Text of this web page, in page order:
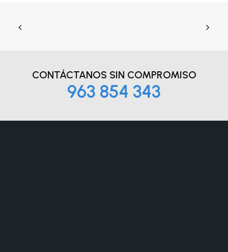
CONTÁCTANOS SIN COMPROMISO
963 854 343